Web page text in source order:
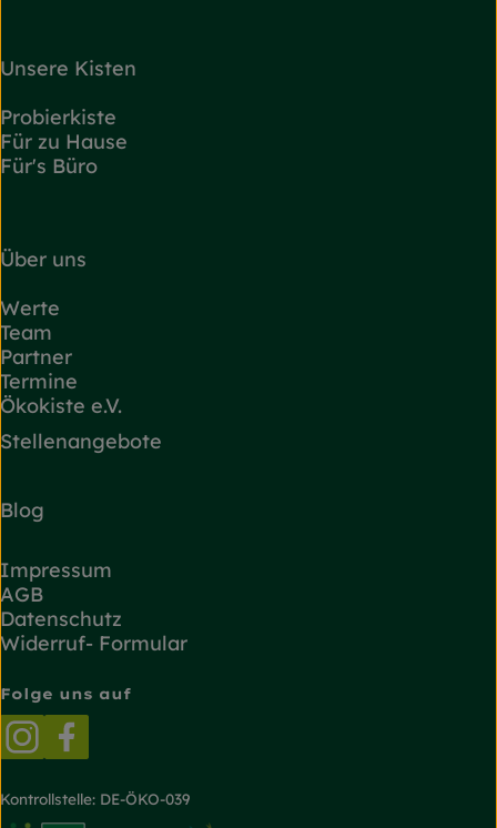
Unsere Kisten
Probierkiste
Für zu Hause
Für's Büro
Über uns
Werte
Team
Partner
Termine
Ökokiste e.V.
Stellenangebote
Blog
Impressum
AGB
Datenschutz
Widerruf- Formular
Folge uns auf
Externer Link zu https://
Kontrollstelle: DE-ÖKO-039